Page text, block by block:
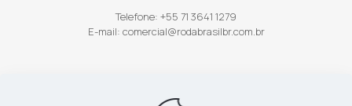
Telefone: +55 71 3641 1279
E-mail: comercial@rodabrasilbr.com.br